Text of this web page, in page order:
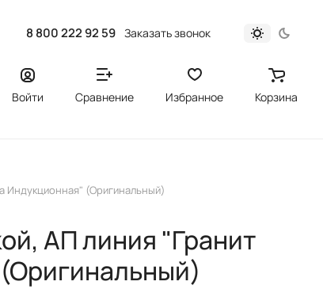
8 800 222 92 59 Заказать звонок
Войти Сравнение Избранное Корзина
Индукционная" (Оригинальный)
АП линия "Гранит